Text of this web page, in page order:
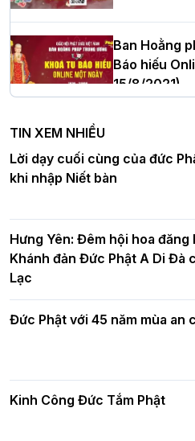
cử tân Trưởng ban Trị sự
Hà Nội: Tăng Ni Trường hạ
nghiêm tác pháp Tiền an cư
DL.2026
chúc mừng Phật đản BTS
Hà Nội
Hơn 5.000 người tham dự
Ban Hoằng
Báo hiếu
15/8/2021)
Ban Hoằng
Báo hiếu
15/8/2021)
Tinh thần
Phật giáo
TIN XEM NHIỀU
Lời dạy cuối cùng của đức
khi nhập Niết bàn
Hưng Yên: Đêm hội hoa đăng
Khánh đản Đức Phật A Di Đà
Lạc
Đức Phật với 45 năm mùa an
Kinh Công Đức Tắm Phật